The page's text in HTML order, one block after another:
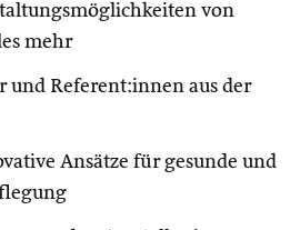
von
mehr
und Referent:innen aus der
Ansätze für gesunde und